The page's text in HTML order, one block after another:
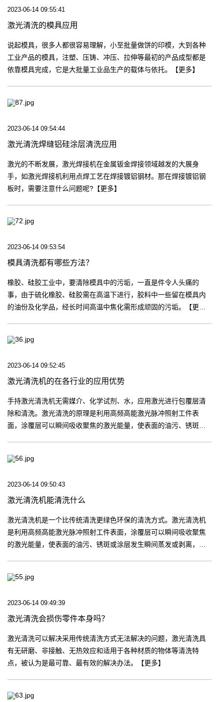
2023-06-14 09:55:41
激光清洗的模具应用
说起模具，很多人都很容易理解，小至批量做饼的印模，大到各种
工业产品的模具，注塑、压铸、冲压、拉伸等最初的产品成型都是
依靠模具完成，它是大批量工业品生产的载体与依托。【更多】
2023-06-14 09:54:44
激光清洗焊缝铝硅涂层清洗应用
激光的不断发展，激光焊接机在金属钣金焊接领域越发的大展身
手，如激光焊接机利用点焊工艺在焊接镀铝钢材。那在焊接镀铝钢
板时，需要注意什么问题呢?【更多】
2023-06-14 09:53:54
模具清洗都有哪些方法？
橡胶、硅胶工业中，要清除模具中的污垢，一直是件令人头痛的
事，由于硫化橡胶、硅胶需在高温下进行，胶料中一些留在模具内
的油份及化学品，经长时间高温中焦化需形成顽固的污垢。【更
2023-06-14 09:52:45
激光清洗机的在各行业的应用优势
手持激光清洗机无需媒介、化学试剂、水，应用激光进行包覆层清
除和清洗。激光清洗的原理是利用高频高能激光脉冲照射工件表
面，涂覆层可以瞬间吸收聚焦的激光能量，使表面的油污、锈斑或
材。【更多】
2023-06-14 09:50:43
激光清洗机能清洗什么
激光清洗机是一个比传统清洗更绿色环保的清洗方式。激光清洗机
是利用高频高能激光脉冲照射工件表面，涂覆层可以瞬间吸收聚焦
的激光能量，使表面的油污、锈斑或涂层发生瞬间蒸发或剥离，高
2023-06-14 09:49:39
激光清洗会损伤零件本身吗？
激光清洗可以解决采用传统清洗方式无法解决的问题，激光清洗具
有无研磨、非接触、无热效应和适用于各种材质的物体等清洗特
点，被认为是最可靠、最有效的解决办法。【更多】